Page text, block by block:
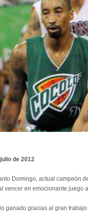
30 de julio
Domingo, actual campeón
vencer en emocionante juego
ganado gracias al gran